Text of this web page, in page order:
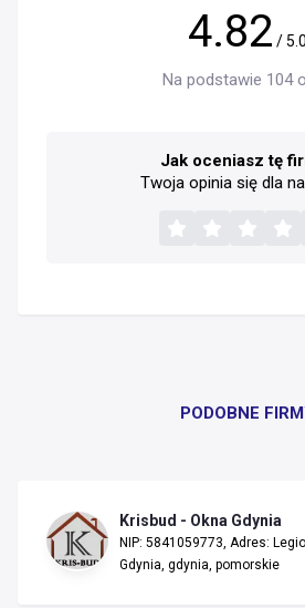
4.82 / 5.0
Na podstawie 104
Jak oceniasz tę
Twoja opinia się dla
PODOBNE
Krisbud - Okna Gdynia
NIP: 5841059773, Adres:
Gdynia, gdynia, pomorskie